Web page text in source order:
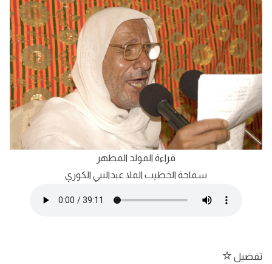
قراءة المولد المطهر
سماحة الخطيب الملا عبدالنبي الكوري
تفضيل